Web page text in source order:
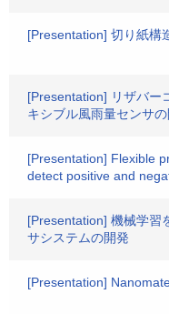
[Presentation] 切り紙構
[Presentation] リザバー
キシブル風雨量センサ
[Presentation] Flexible
detect positive and
[Presentation] 機械学習
サシステムの開発
[Presentation]